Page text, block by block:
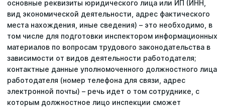
основные реквизиты юридического лица или ИП (ИНН,
вид экономической деятельности, адрес фактического
места нахождения, иные сведения) – это необходимо, в
том числе для подготовки инспектором информационных
материалов по вопросам трудового законодательства в
зависимости от видов деятельности работодателя;
контактные данные уполномоченного должностного лица
работодателя (номер телефона для связи, адрес
электронной почты) – речь идет о том сотруднике, с
которым должностное лицо инспекции сможет